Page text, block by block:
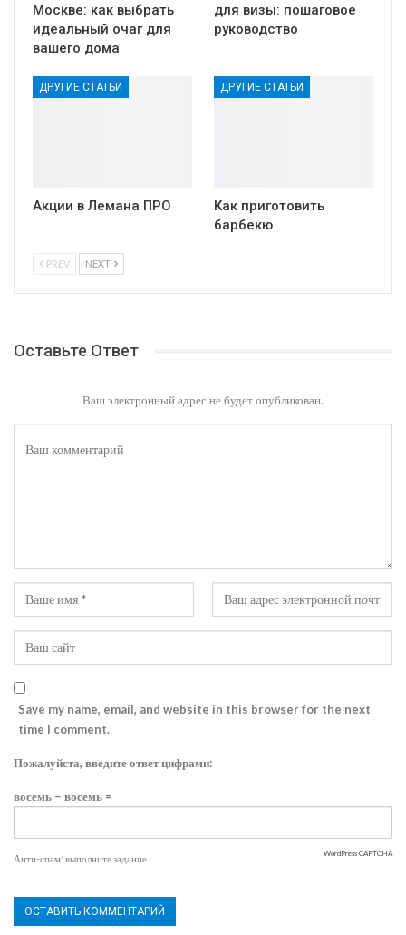
Москве: как выбрать
идеальный очаг для
вашего дома
для визы: пошаговое
руководство
ДРУГИЕ СТАТЬИ
Акции в Лемана ПРО
ДРУГИЕ СТАТЬИ
Как приготовить
барбекю
PREV NEXT
Оставьте Ответ
Ваш электронный адрес не будет опубликован.
Save my name, email, and website in this browser for the next
time I comment.
Пожалуйста, введите ответ цифрами:
восемь − восемь =
Анти-спам: выполните задание WordPress CAPTCHA